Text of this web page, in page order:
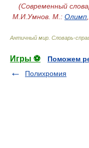
(Современный
М.И.Умнов. М.: Олимп
Античный мир. Словарь-
Игры ⚽
Поможем
Полихромия